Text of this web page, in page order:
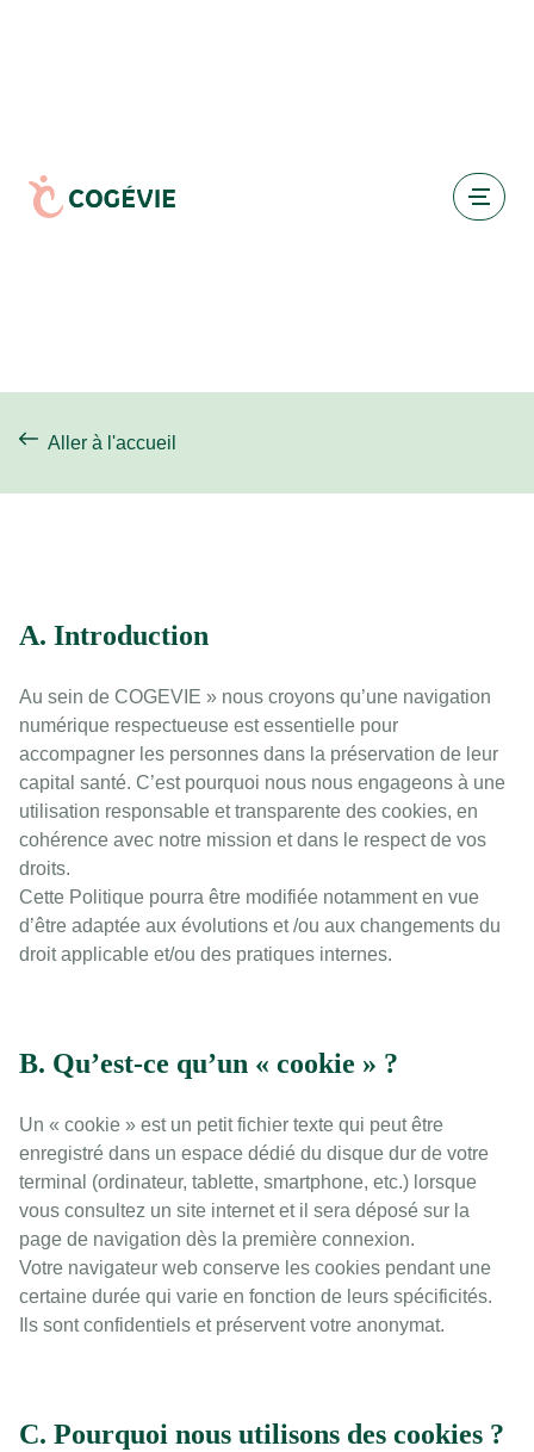
Aller à l'accueil
A. Introduction
Au sein de COGEVIE » nous croyons qu’une navigation
numérique respectueuse est essentielle pour
accompagner les personnes dans la préservation de leur
capital santé. C’est pourquoi nous nous engageons à une
utilisation responsable et transparente des cookies, en
cohérence avec notre mission et dans le respect de vos
droits.
Cette Politique pourra être modifiée notamment en vue
d’être adaptée aux évolutions et /ou aux changements du
droit applicable et/ou des pratiques internes.
B. Qu’est-ce qu’un « cookie » ?
Un « cookie » est un petit fichier texte qui peut être
enregistré dans un espace dédié du disque dur de votre
terminal (ordinateur, tablette, smartphone, etc.) lorsque
vous consultez un site internet et il sera déposé sur la
page de navigation dès la première connexion.
Votre navigateur web conserve les cookies pendant une
certaine durée qui varie en fonction de leurs spécificités.
Ils sont confidentiels et préservent votre anonymat.
C. Pourquoi nous utilisons des cookies ?